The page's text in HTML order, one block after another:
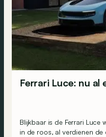
Ferrari Luce: nu al
Blijkbaar is de Ferrari Luce
in de roos, al verdienen de